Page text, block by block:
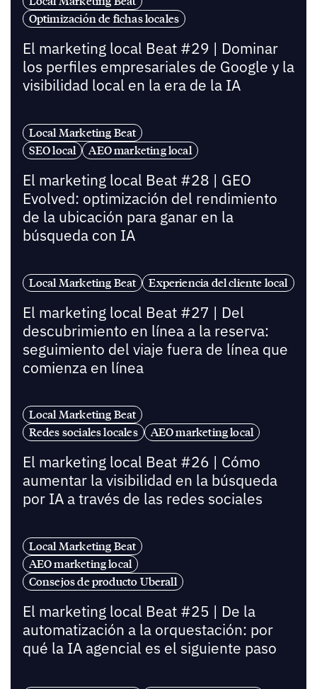
Optimización de fichas locales
El marketing local Beat #29 | Dominar
los perfiles empresariales de Google y la
visibilidad local en la era de la IA
Local Marketing Beat
SEO local
AEO marketing local
El marketing local Beat #28 | GEO
Evolved: optimización del rendimiento
de la ubicación para ganar en la
búsqueda con IA
Local Marketing Beat Experiencia del cliente local
El marketing local Beat #27 | Del
descubrimiento en línea a la reserva:
seguimiento del viaje fuera de línea que
comienza en línea
Local Marketing Beat
Redes sociales locales
AEO marketing local
El marketing local Beat #26 | Cómo
aumentar la visibilidad en la búsqueda
por IA a través de las redes sociales
Local Marketing Beat
AEO marketing local
Consejos de producto Uberall
El marketing local Beat #25 | De la
automatización a la orquestación: por
qué la IA agencial es el siguiente paso